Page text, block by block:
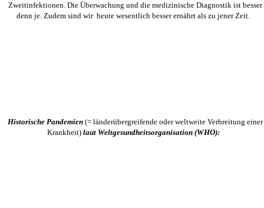
Zweitinfektionen. Die Überwachung und die medizinische Diagnostik ist besser
denn je. Zudem sind wir heute wesentlich besser ernährt als zu jener Zeit.
Historische Pandemien (= länderübergreifende oder weltweite Verbreitung einer
Krankheit) laut Weltgesundheitsorganisation (WHO):